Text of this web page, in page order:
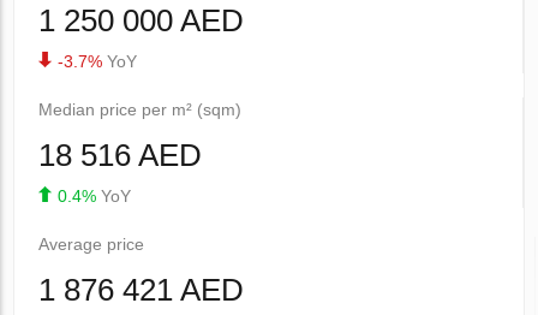
1 250 000 AED
-3.7% YoY
Median price per m² (sqm)
18 516 AED
0.4% YoY
Average price
1 876 421 AED